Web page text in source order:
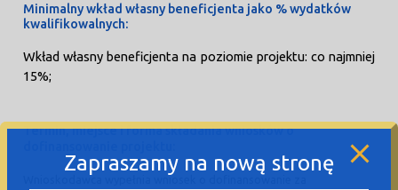
Minimalny wkład własny beneficjenta jako % wydatków
kwalifikowalnych:
Wkład własny beneficjenta na poziomie projektu: co najmniej
15%;
Termin, miejsce i forma składania wniosków o
Wnioskodawca wypełnia wniosek o dofinansowanie za
Zapraszamy na nową stronę